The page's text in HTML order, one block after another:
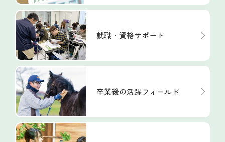
就職・資格サポート
卒業後の活躍フィールド